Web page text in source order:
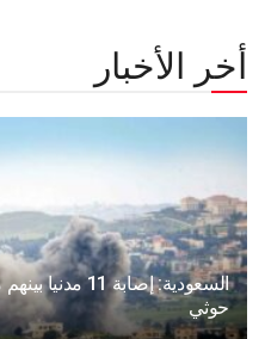
أخر الأخبار
السعودية:
حوثي